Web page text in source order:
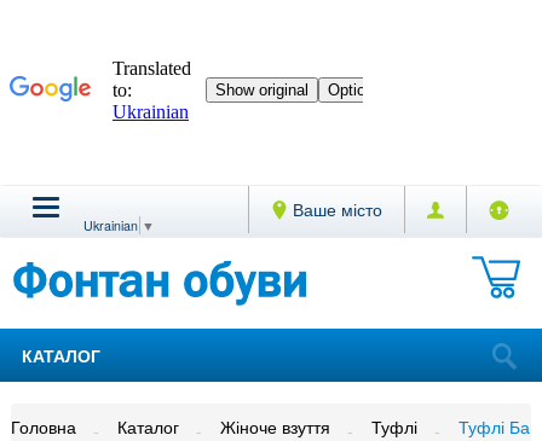
Ваше місто
Ukrainian ▼
КАТАЛОГ
Головна Каталог Жіноче взуття Туфлі Туфлі